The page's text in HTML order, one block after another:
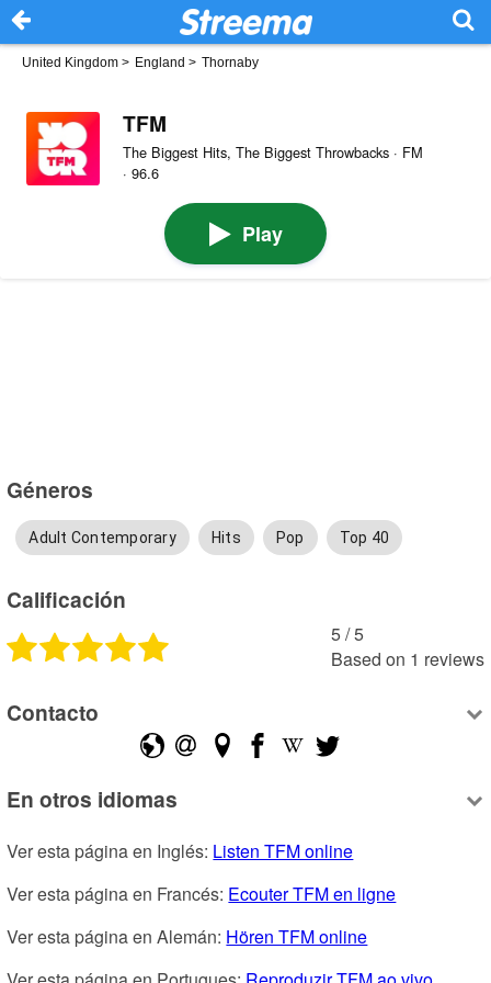
United Kingdom > England > Thornaby
TFM
The Biggest Hits, The Biggest Throwbacks · FM
· 96.6
Play
Géneros
Adult Contemporary Hits Pop Top 40
Calificación
5 /5
Based on 1 reviews
Contacto
En otros idiomas
Ver esta página en Inglés: Listen TFM online
Ver esta página en Francés: Ecouter TFM en ligne
Ver esta página en Alemán: Hören TFM online